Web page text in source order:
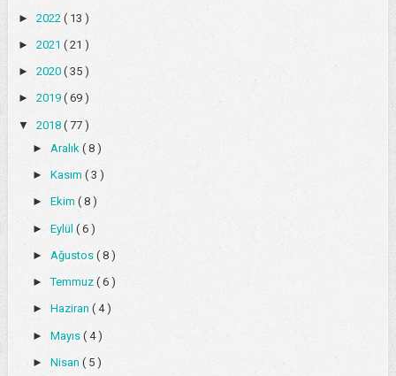
► 2022 ( 13 )
► 2021 ( 21 )
► 2020 ( 35 )
► 2019 ( 69 )
▼ 2018 ( 77 )
► Aralık ( 8 )
► Kasım ( 3 )
► Ekim ( 8 )
► Eylül ( 6 )
► Ağustos ( 8 )
►Temmuz ( 6 )
► Haziran ( 4 )
► Mayıs ( 4 )
► Nisan ( 5 )